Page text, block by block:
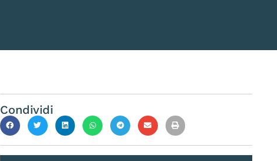
Condividi